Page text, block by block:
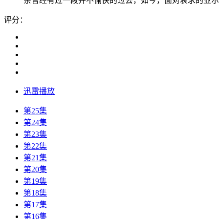
评分：
迅雷播放
第25集
第24集
第23集
第22集
第21集
第20集
第19集
第18集
第17集
第16集